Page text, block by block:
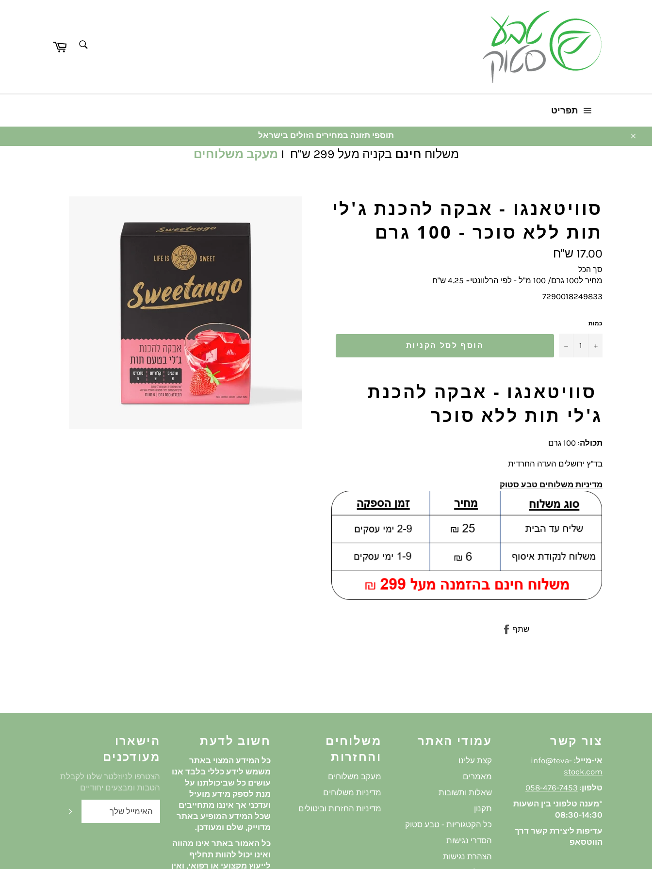
תפריט
תוספי תזונה במחירים הזולים בישראל
משלוח חינם בקניה מעל 299 ש"ח I מעקב משלוחים
סוויטאנגו - אבקה להכנת ג'לי
תות ללא סוכר - 100 גרם
מחיר
מלא
17.00 ש"ח
סך הכל
מחיר ל100 גרם/ 100 מ"ל - לפי הרלוונטי= 4.25 ש"ח
7290018249833
כמות
− + הוסף לסל הקניות
סוויטאנגו - אבקה להכנת
ג'לי תות ללא סוכר
תכולה: 100 גרם
בד"ץ ירושלים העדה החרדית
מדיניות משלוחים טבע סטוק
שתף
צור קשר
אי-מייל:
info@teva-
stock.com
טלפון:
058-476-7453
*מענה טלפוני בין השעות
08:30-14:30
עדיפות ליצירת קשר דרך
הווטסאפ
עמודי האתר
קצת עלינו
מאמרים
שאלות ותשובות
תקנון
כל הקטגוריות - טבע סטוק
הסדרי נגישות
הצהרת נגישות
משלוחים
והחזרות
מעקב משלוחים
מדיניות משלוחים
מדיניות החזרות וביטולים
חשוב לדעת
כל המידע המצוי באתר
משמש לידע כללי בלבד אנו
עושים כל שביכולתנו על
מנת לספק מידע מועיל
ועדכני אך איננו מתחייבים
שכל המידע המופיע באתר
מדוייק, שלם ומעודכן.
כל האמור באתר אינו מהווה
ואינו יכול להוות תחליף
לייעוץ מקצועי או רפואי, ואין
הישארו
מעודכנים
הצטרפו לניוזלטר שלנו לקבלת
הטבות ומבצעים יחודיים